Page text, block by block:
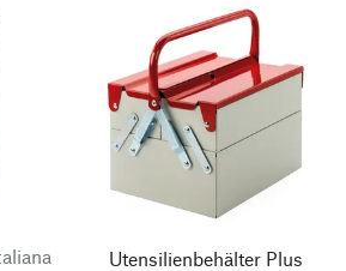
Utensilienbehälter Plus